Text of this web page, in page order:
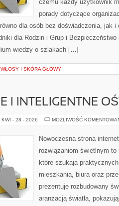
czemu każdy użytkownik
porady dotyczące
dla osób bez doświadczenia, jak i
dla Rodzin i Grup i
wiedzy o szlakach […]
I SKÓRA GŁOWY
I INTELIGENTNE
KWI - 28 - 2026 MOŻLIWOŚĆ
Nowoczesna strona
rozwiązaniom świetlnym
które szukają
mieszkania, biura oraz
prezentuje rozbudowany
aranżacją światła,